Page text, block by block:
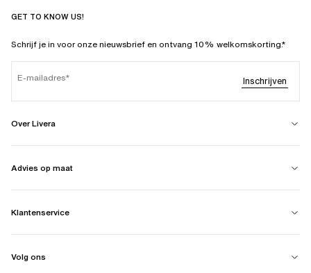
GET TO KNOW US!
Schrijf je in voor onze nieuwsbrief en ontvang 10% welkomskorting.*
E-mailadres Inschrijven
Over Livera
Advies op maat
Klantenservice
Volg ons